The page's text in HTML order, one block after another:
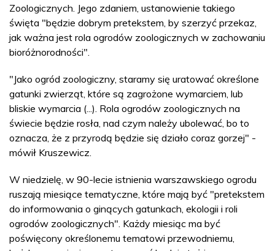
Zoologicznych. Jego zdaniem, ustanowienie takiego
święta "będzie dobrym pretekstem, by szerzyć przekaz,
jak ważna jest rola ogrodów zoologicznych w zachowaniu
bioróżnorodności".
"Jako ogród zoologiczny, staramy się uratować określone
gatunki zwierząt, które są zagrożone wymarciem, lub
bliskie wymarcia (...). Rola ogrodów zoologicznych na
świecie będzie rosła, nad czym należy ubolewać, bo to
oznacza, że z przyrodą będzie się działo coraz gorzej" -
mówił Kruszewicz.
W niedzielę, w 90-lecie istnienia warszawskiego ogrodu
ruszają miesiące tematyczne, które mają być "pretekstem
do informowania o ginących gatunkach, ekologii i roli
ogrodów zoologicznych". Każdy miesiąc ma być
poświęcony określonemu tematowi przewodniemu,